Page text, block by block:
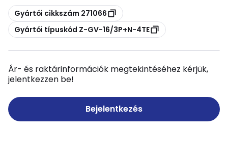
Másolás
Gyártói cikkszám 271066
Másolás
Gyártói típuskód Z-GV-16/3P+N-4TE
Ár- és raktárinformációk megtekintéséhez kérjük,
jelentkezzen be!
Bejelentkezés